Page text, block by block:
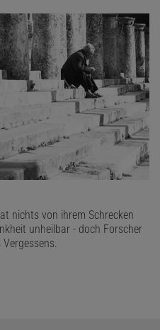
nichts von ihrem Schrecken
unheilbar - doch Forscher